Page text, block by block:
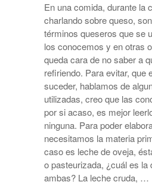
En una comida, durante la
charlando sobre queso,
términos queseros que se
los conocemos y en otras
queda cara de no saber a
refiriendo. Para evitar, que
suceder, hablamos de
utilizadas, creo que las
por si acaso, es mejor
ninguna. Para poder
necesitamos la materia
caso es leche de oveja,
o pasteurizada, ¿cuál es la
ambas? La leche cruda, …